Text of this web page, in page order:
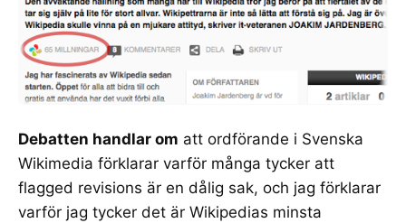
Debatten handlar om att ordförande i Svenska
Wikimedia förklarar varför många tycker att
flagged revisions är en dålig sak, och jag förklarar
varför jag tycker det är Wikipedias minsta